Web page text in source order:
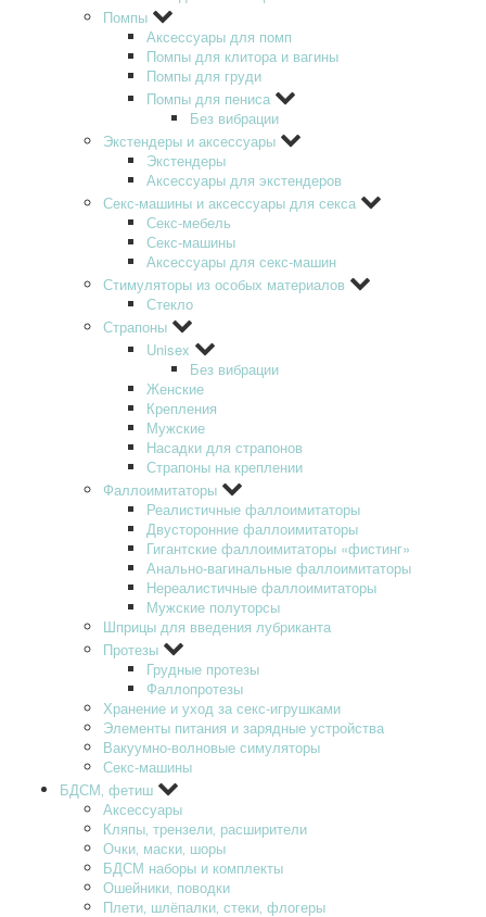
Помпы
Аксессуары для помп
Помпы для клитора и вагины
Помпы для груди
Помпы для пениса
Без вибрации
Экстендеры и аксессуары
Экстендеры
Аксессуары для экстендеров
Секс-машины и аксессуары для секса
Секс-мебель
Секс-машины
Аксессуары для секс-машин
Стимуляторы из особых материалов
Стекло
Страпоны
Unisex
Без вибрации
Женские
Крепления
Мужские
Насадки для страпонов
Страпоны на креплении
Фаллоимитаторы
Реалистичные фаллоимитаторы
Двусторонние фаллоимитаторы
Гигантские фаллоимитаторы «фистинг»
Анально-вагинальные фаллоимитаторы
Нереалистичные фаллоимитаторы
Мужские полуторсы
Шприцы для введения лубриканта
Протезы
Грудные протезы
Фаллопротезы
Хранение и уход за секс-игрушками
Элементы питания и зарядные устройства
Вакуумно-волновые симуляторы
Секс-машины
БДСМ‚ фетиш
Аксессуары
Кляпы‚ трензели‚ расширители
Очки‚ маски‚ шоры
БДСМ наборы и комплекты
Ошейники‚ поводки
Плети‚ шлёпалки‚ стеки‚ флогеры